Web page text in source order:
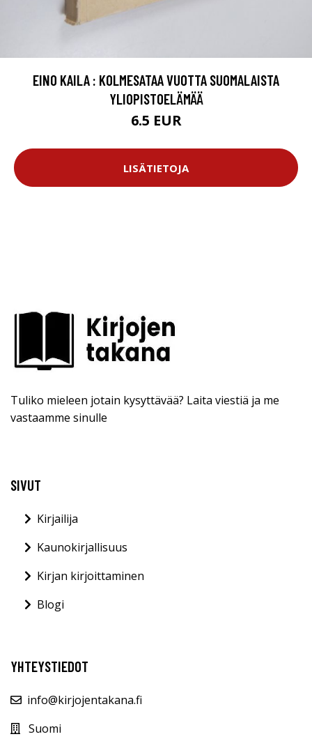
EINO KAILA : KOLMESATAA VUOTTA SUOMALAISTA
YLIOPISTOELÄMÄÄ
6.5 EUR
LISÄTIETOJA
Tuliko mieleen jotain kysyttävää? Laita viestiä ja me
vastaamme sinulle
SIVUT
Kirjailija
Kaunokirjallisuus
Kirjan kirjoittaminen
Blogi
YHTEYSTIEDOT
info@kirjojentakana.fi
Suomi